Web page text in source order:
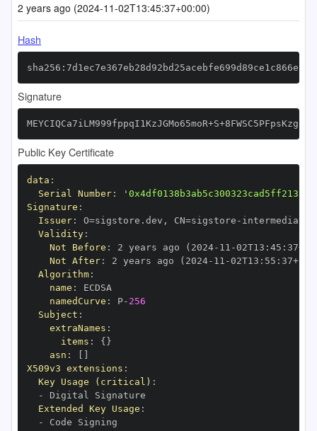
2 years ago (2024-11-02T13:45:37+00:00)
Hash
Signature
Public Key Certificate
data :
Serial Number:
Signature :
Issuer: O=sigstore.dev , CN=sigstore -
Validity:
Not Before : 2 years ago (2024- 11 -02T13 : 45 : 37+00
Not After: 2 years ago (2024- 11 -02T13 : 55 : 37+00
Algorithm:
name :
namedCurve : P- 256
Subject :
extraNames :
items : { }
asn :
X509v3 extensions :
Key Usage (critical) :
-
Extended Key Usage :
-